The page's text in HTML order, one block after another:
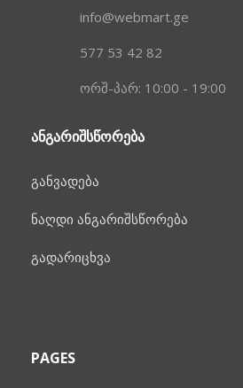
info@webmart.ge
577 53 42 82
ორშ-პარ: 10:00 - 19:00
ᲐᲜᲒᲐᲠᲘᲨᲡᲬᲝᲠᲔᲑᲐ
განვადება
ნაღდი ანგარიშსწორება
გადარიცხვა
PAGES